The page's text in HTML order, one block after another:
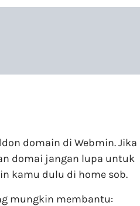
domain di Webmin. Jika
domai jangan lupa untuk
kamu dulu di home sob.
mungkin membantu: